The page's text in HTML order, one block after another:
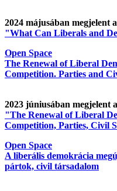
2024 májusában megjelent
"What Can Liberals and
Open Space
The Renewal of Liberal
Competition. Parties and
2023 júniusában megjelent
"The Renewal of Liberal
Competition, Parties, Civil
Open Space
A liberális demokrácia
pártok, civil társadalom